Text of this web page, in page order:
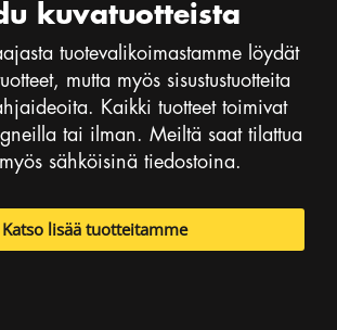
kuvatuotteista
tuotevalikoimastamme löydät
mutta myös sisustustuotteita
Kaikki tuotteet toimivat
tai ilman. Meiltä saat tilattua
sähköisinä tiedostoina.
Katso lisää tuotteitamme